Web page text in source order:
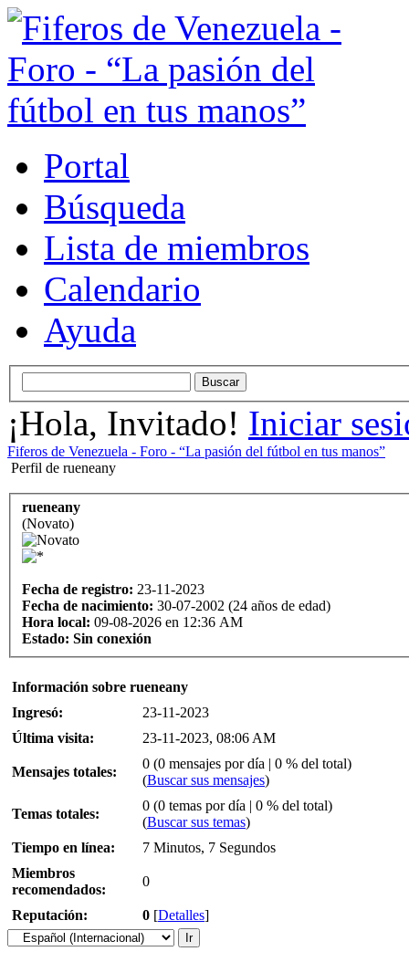
Portal
Búsqueda
Lista de miembros
Calendario
Ayuda
¡Hola, Invitado! Iniciar
Fiferos de Venezuela - Foro - “La pasión del fútbol en tus manos”
Perfil de rueneany
rueneany
(Novato)
Fecha de registro: 23-11-2023
Fecha de nacimiento: 30-07-2002 (24 años de edad)
Hora local: 09-08-2026 en 12:36 AM
Estado: Sin conexión
Información sobre rueneany
Ingresó:
23-11-2023
Última visita:
23-11-2023, 08:06 AM
Mensajes totales:
0 (0 mensajes por día | 0 % del total)
(Buscar sus mensajes)
Temas totales:
0 (0 temas por día | 0 % del total)
(Buscar sus temas)
Tiempo en línea:
7 Minutos, 7 Segundos
Miembros
recomendados:
0
Reputación: 0 [Detalles]